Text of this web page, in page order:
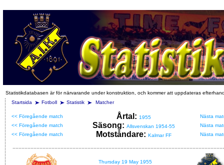
Statistikdatabasen är för närvarande under konstruktion, och kommer att uppdateras
Startsida
Fotboll Statistik Matcher
<< Föregående match Årtal: 1955
Nästa
<< Föregående match
Säsong: Allsvenskan 1954-55
Nästa
<< Föregående match
Motståndare: Kalmar FF Nästa
Thursday 19 May 1955